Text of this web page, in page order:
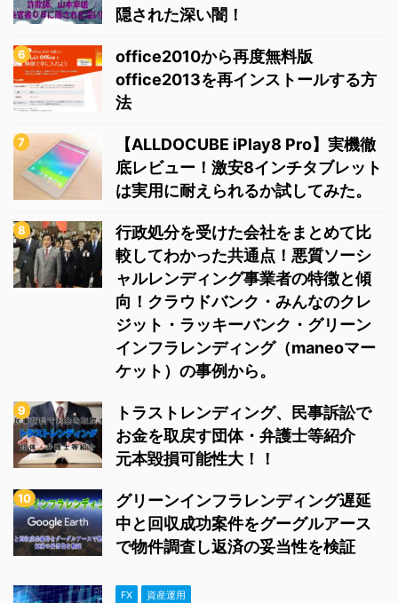
隠された深い闇！
office2010から再度無料版
office2013を再インストールする方
法
【ALLDOCUBE iPlay8 Pro】実機徹
底レビュー！激安8インチタブレット
は実用に耐えられるか試してみた。
行政処分を受けた会社をまとめて比
較してわかった共通点！悪質ソーシ
ャルレンディング事業者の特徴と傾
向！クラウドバンク・みんなのクレ
ジット・ラッキーバンク・グリーン
インフラレンディング（maneoマー
ケット）の事例から。
トラストレンディング、民事訴訟で
お金を取戻す団体・弁護士等紹介
元本毀損可能性大！！
グリーンインフラレンディング遅延
中と回収成功案件をグーグルアース
で物件調査し返済の妥当性を検証
FX 資産運用